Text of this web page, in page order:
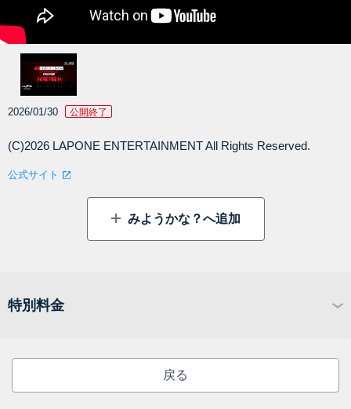
2026/01/30 公開終了
(C)2026 LAPONE ENTERTAINMENT All Rights Reserved.
公式サイト
みようかな？へ追加
特別料金
戻る